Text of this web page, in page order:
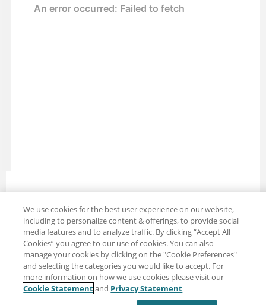
分享：電子郵件
推特
免責聲明
隱私
使用條款
Cookie Settings
We use cookies for the best user experience on our website,
including to personalize content & offerings, to provide social
media features and to analyze traffic. By clicking “Accept All
Cookies” you agree to our use of cookies. You can also
manage your cookies by clicking on the "Cookie Preferences"
and selecting the categories you would like to accept. For
more information on how we use cookies please visit our
Cookie Statementand Privacy Statement